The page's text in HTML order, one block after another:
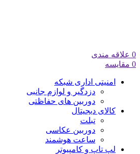
0 علاقه مندی
0 مقایسه
امنیتی اداری شبکه
دزدگیر و لوازم جانبی
دوربین های حفاظتی
کالای دیجیتال
تبلت
دوربین عکاسی
ساعت هوشمند
لپ تاپ و کامپیوتر